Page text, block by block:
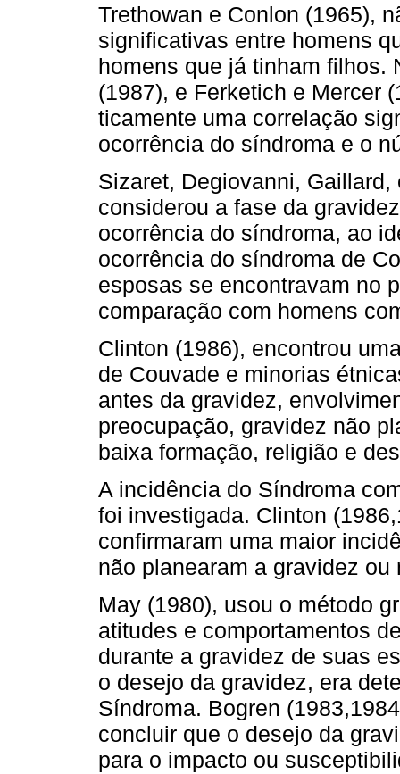
Trethowan e Conlon (1965),
significativas entre homens
homens que já tinham filhos.
(1987), e Ferketich e Mercer
ticamente uma correlação
ocorrência do síndroma e o
Sizaret, Degiovanni,
considerou a fase da
ocorrência do síndroma, ao
ocorrência do síndroma de
esposas se encontravam no
comparação com ho­mens
Clinton (1986), encontrou
de Cou­vade e minorias
antes da gravidez,
preocupação, gravidez não
baixa formação, religião e
A incidência do Síndroma
foi investi­gada. Clinton
confirmaram uma maior
não planearam a gravidez ou
May (1980), usou o método
atitudes e com­portamentos
durante a gravidez de suas
o desejo da gravidez, era
Síndroma. Bogren
concluir que o desejo da
para o impacto ou